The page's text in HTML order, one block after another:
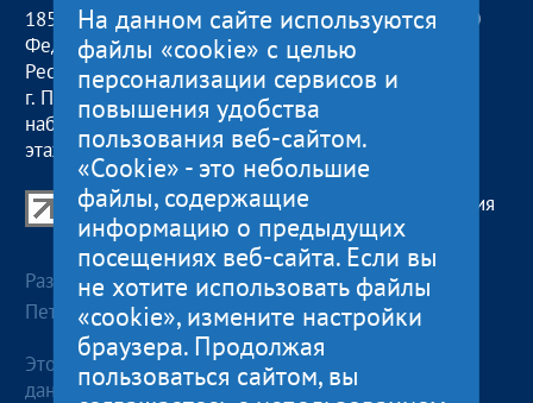
185000, Российская
Федерация,
Республика Карелия
г. Петрозаводск,
наб. Гюллинга, 11 / 2
этаж, офис 2
пн — чт:09:00 — 18:00
пт:09:00 — 17:00
обед с 13:00 до 14:00
сб, вс
Центр поддержки экспорта Республики Карелия
© 2012—2024
Разработка и поддержка сайта — «Артлекс», г.
Петрозаводск
Этот сайт использует файлы cookies для хранения
данных. Продолжая использовать данный сайт, Вы
На данном сайте используются
файлы «cookie» с целью
персонализации сервисов и
повышения удобства
пользования веб-сайтом.
«Cookie» - это небольшие
файлы, содержащие
информацию о предыдущих
посещениях веб-сайта. Если вы
не хотите использовать файлы
«cookie», измените настройки
браузера. Продолжая
пользоваться сайтом, вы